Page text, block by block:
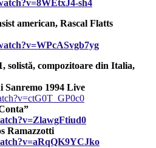
sh4
american, Rascal Flatts
solistă, compozitoare din Italia,
Sanremo 1994 Live
Ramazzotti